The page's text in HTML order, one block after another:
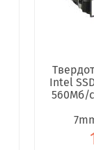
Intel
560Мб/